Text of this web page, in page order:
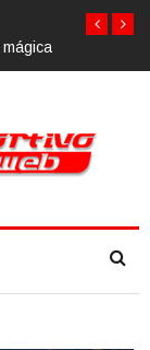
Race 2018, 10